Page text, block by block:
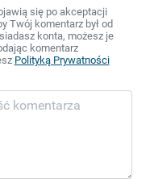
się po akceptacji
Twój komentarz był od
konta, możesz je
komentarz
Polityką Prywatności